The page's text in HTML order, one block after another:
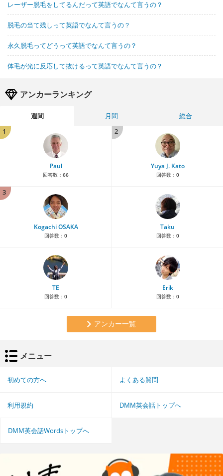
レーザー脱毛をしてるんだって英語でなんて言うの？
脱毛の当て残しって英語でなんて言うの？
永久脱毛ってどうって英語でなんて言うの？
体毛が光に反応して抜けるって英語でなんて言うの？
アンカーランキング
週間 月間
総合
1
Paul
回答数： 66
2
Yuya J. Kato
回答数： 0
3
Kogachi OSAKA
回答数： 0
Taku
回答数： 0
TE
回答数： 0
Erik
回答数： 0
アンカー一覧
メニュー
初めての方へ よくある質問
利用規約 DMM英会話トップへ
DMM英会話Wordsトップへ